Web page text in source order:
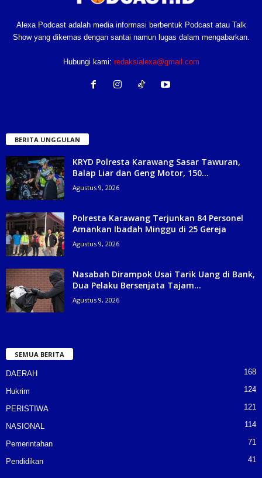
Alexa Podcast adalah media informasi berbentuk Podcast atau Talk
Show yang dikemas dengan santai namun lugas dalam mengabarkan.
Hubungi kami: redaksialexa@gmail.com
BERITA UNGGULAN
KRYD Polresta Karawang Sasar Tawuran,
Balap Liar dan Geng Motor, 150...
Agustus 9, 2026
Polresta Karawang Terjunkan 84 Personel
Amankan Ibadah Minggu di 25 Gereja
Agustus 9, 2026
Nasabah Dirampok Usai Tarik Uang di Bank,
Dua Pelaku Bersenjata Tajam...
Agustus 9, 2026
SEMUA BERITA
DAERAH 168
Hukrim 124
PERISTIWA 121
NASIONAL 114
Pemerintahan 71
Pendidikan 41